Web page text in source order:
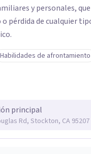
Responder
y personales,
o pérdida de cualquier
Habilidades de afrontamiento
principal
Rd, Stockton, CA 95207